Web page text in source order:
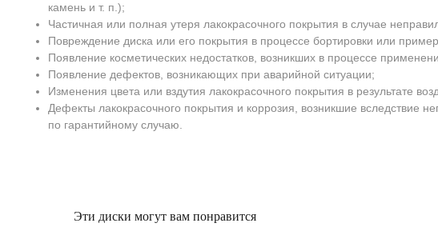
камень и т. п.);
Частичная или полная утеря лакокрасочного покрытия в случае
Повреждение диска или его покрытия в процессе бортировки или
Появление косметических недостатков, возникших в процессе
Появление дефектов, возникающих при аварийной ситуации;
Изменения цвета или вздутия лакокрасочного покрытия в результате
Дефекты лакокрасочного покрытия и коррозия, возникшие вследствие
по гарантийному случаю.
Эти диски могут вам понравится